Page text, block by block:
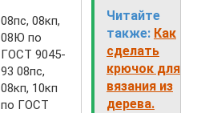
08пс, 08кп,
08Ю по
ГОСТ 9045-
93 08пс,
08кп, 10кп
по ГОСТ
Читайте
также: Как
сделать
крючок для
вязания из
дерева.